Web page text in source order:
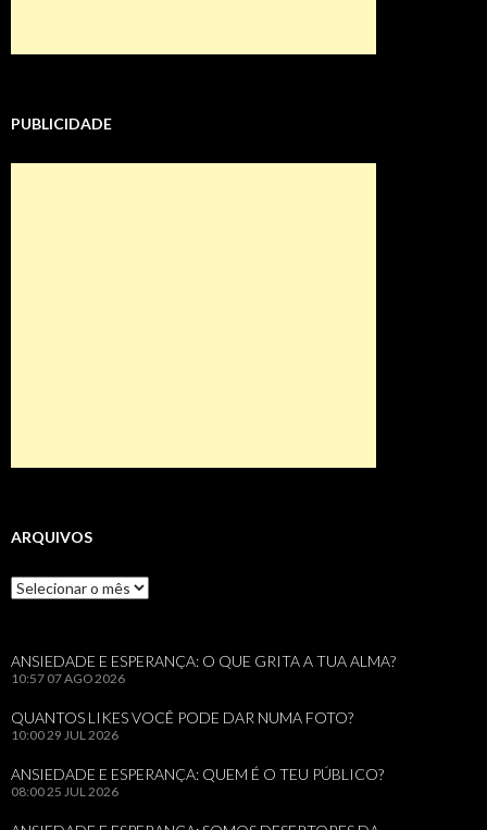
PUBLICIDADE
ARQUIVOS
Arquivos
ANSIEDADE E ESPERANÇA: O QUE GRITA A TUA ALMA?
10:57 07 AGO 2026
QUANTOS LIKES VOCÊ PODE DAR NUMA FOTO?
10:0029 JUL 2026
ANSIEDADE E ESPERANÇA: QUEM É O TEU PÚBLICO?
08:0025 JUL 2026